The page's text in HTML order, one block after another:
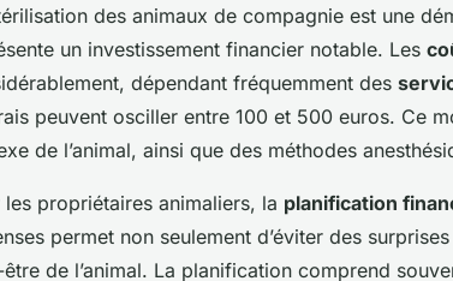
des animaux de compagnie est une
un investissement financier notable. Les
dépendant fréquemment des
peuvent osciller entre 100 et 500 euros. Ce
de l’animal, ainsi que des méthodes
les propriétaires animaliers, la planification
permet non seulement d’éviter des
de l’animal. La planification comprend